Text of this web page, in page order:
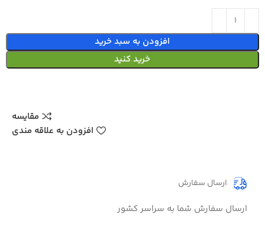
افزودن به سبد خرید
خرید کنید
مقایسه
افزودن به علاقه مندی
ارسال سفارش
ارسال سفارش شما به سراسر کشور